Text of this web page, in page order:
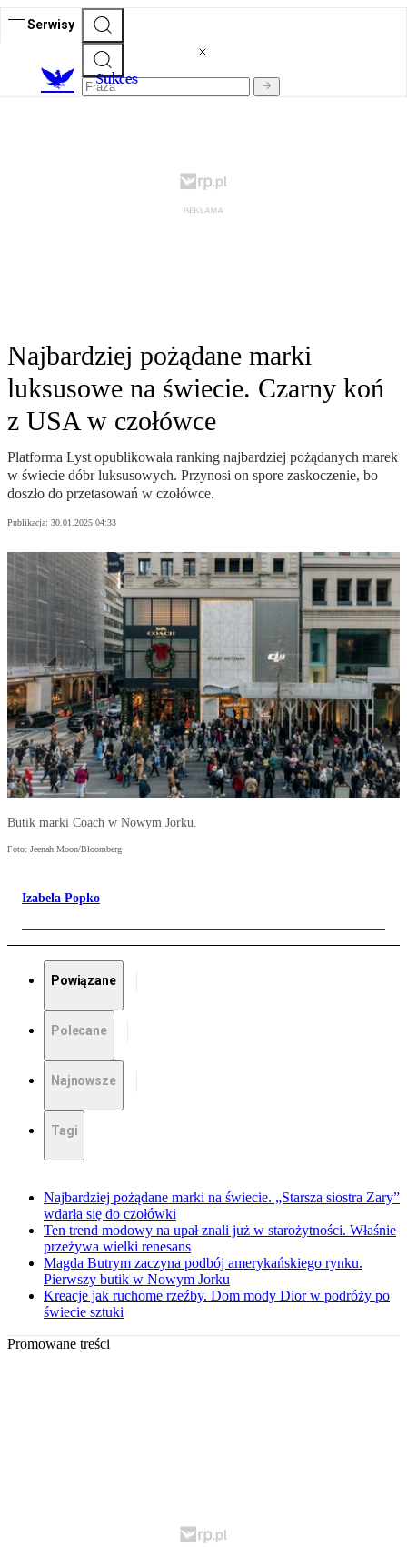
Serwisy
Sukces
Najbardziej pożądane marki
luksusowe na świecie. Czarny koń
z USA w czołówce
Platforma Lyst opublikowała ranking najbardziej pożądanych marek
w świecie dóbr luksusowych. Przynosi on spore zaskoczenie, bo
doszło do przetasowań w czołówce.
Publikacja: 30.01.2025 04:33
Butik marki Coach w Nowym Jorku.
Foto: Jeenah Moon/Bloomberg
Izabela Popko
Powiązane
Polecane
Najnowsze
Tagi
Najbardziej pożądane marki na świecie. „Starsza siostra Zary”
wdarła się do czołówki
Ten trend modowy na upał znali już w starożytności. Właśnie
przeżywa wielki renesans
Magda Butrym zaczyna podbój amerykańskiego rynku.
Pierwszy butik w Nowym Jorku
Kreacje jak ruchome rzeźby. Dom mody Dior w podróży po
świecie sztuki
Promowane treści